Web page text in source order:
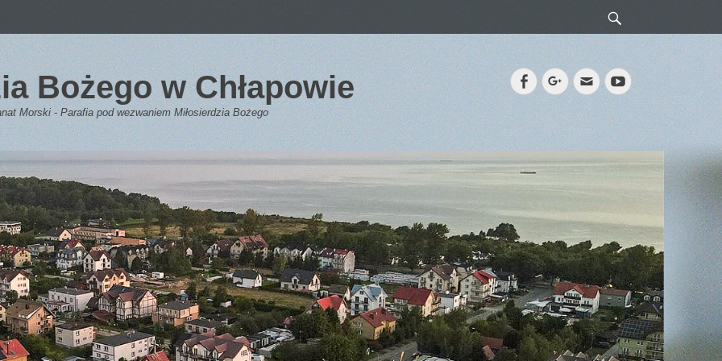
Bożego w Chłapowie
Morski - Parafia pod wezwaniem Miłosierdzia Bożego
FacebookGoogleplus
EmailYouTube